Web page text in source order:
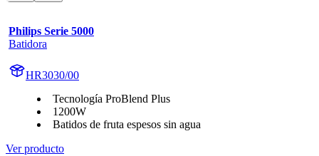
Philips Serie 5000
Batidora
HR3030/00
Tecnología ProBlend Plus
1200W
Batidos de fruta espesos sin agua
Ver producto